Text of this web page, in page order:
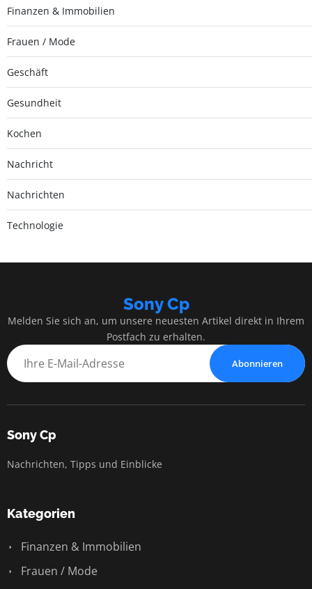
Finanzen & Immobilien
Frauen / Mode
Geschäft
Gesundheit
Kochen
Nachricht
Nachrichten
Technologie
Sony Cp
Melden Sie sich an, um unsere neuesten Artikel direkt in Ihrem
Postfach zu erhalten.
Abonnieren
Sony Cp
Nachrichten, Tipps und Einblicke
Kategorien
Finanzen & Immobilien
Frauen / Mode